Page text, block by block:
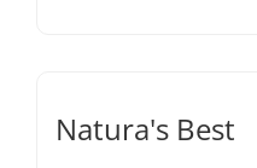
Natura's Best